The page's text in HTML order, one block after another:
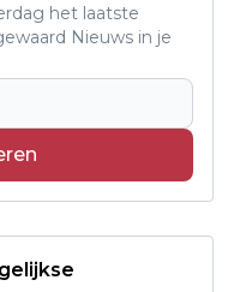
het laatste
Nieuws in je